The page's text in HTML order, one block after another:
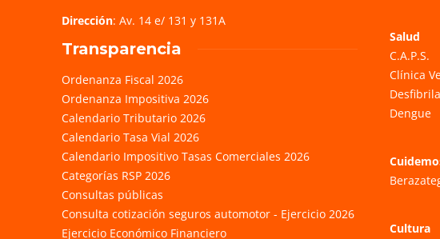
Dirección: Av. 14 e/ 131 y 131A
Transparencia
Ordenanza Fiscal 2026
Ordenanza Impositiva 2026
Calendario Tributario 2026
Calendario Tasa Vial 2026
Calendario Impositivo Tasas Comerciales 2026
Categorías RSP 2026
Consultas públicas
Consulta cotización seguros automotor - Ejercicio 2026
Ejercicio Económico Financiero
Salud
C.A.P.S.
Clínica
Dengue
Cultura